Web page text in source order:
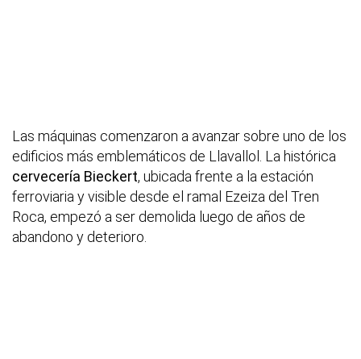
Las máquinas comenzaron a avanzar sobre uno de los
edificios más emblemáticos de Llavallol. La histórica
cervecería Bieckert, ubicada frente a la estación
ferroviaria y visible desde el ramal Ezeiza del Tren
Roca, empezó a ser demolida luego de años de
abandono y deterioro.